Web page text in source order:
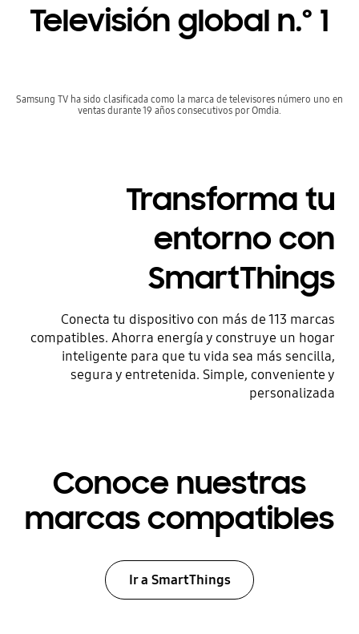
Televisión global n.º 1
Samsung TV ha sido clasificada como la marca de televisores número uno en
ventas durante 19 años consecutivos por Omdia.
Transforma tu
entorno con
SmartThings
Conecta tu dispositivo con más de 113 marcas
compatibles. Ahorra energía y construye un hogar
inteligente para que tu vida sea más sencilla,
segura y entretenida. Simple, conveniente y
personalizada
Conoce nuestras
marcas compatibles
Ir a SmartThings